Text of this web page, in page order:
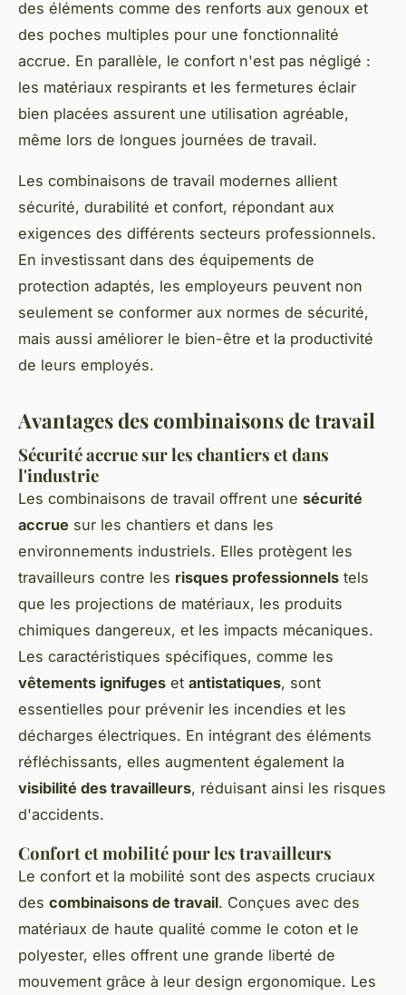
des éléments comme des renforts aux genoux et
des poches multiples pour une fonctionnalité
accrue. En parallèle, le confort n'est pas négligé :
les matériaux respirants et les fermetures éclair
bien placées assurent une utilisation agréable,
même lors de longues journées de travail.
Les combinaisons de travail modernes allient
sécurité, durabilité et confort, répondant aux
exigences des différents secteurs professionnels.
En investissant dans des équipements de
protection adaptés, les employeurs peuvent non
seulement se conformer aux normes de sécurité,
mais aussi améliorer le bien-être et la productivité
de leurs employés.
Avantages des combinaisons de travail
Sécurité accrue sur les chantiers et dans
l'industrie
Les combinaisons de travail offrent une sécurité
accrue sur les chantiers et dans les
environnements industriels. Elles protègent les
travailleurs contre les risques professionnels tels
que les projections de matériaux, les produits
chimiques dangereux, et les impacts mécaniques.
Les caractéristiques spécifiques, comme les
vêtements ignifuges et antistatiques, sont
essentielles pour prévenir les incendies et les
décharges électriques. En intégrant des éléments
réfléchissants, elles augmentent également la
visibilité des travailleurs, réduisant ainsi les risques
d'accidents.
Confort et mobilité pour les travailleurs
Le confort et la mobilité sont des aspects cruciaux
des combinaisons de travail. Conçues avec des
matériaux de haute qualité comme le coton et le
polyester, elles offrent une grande liberté de
mouvement grâce à leur design ergonomique. Les